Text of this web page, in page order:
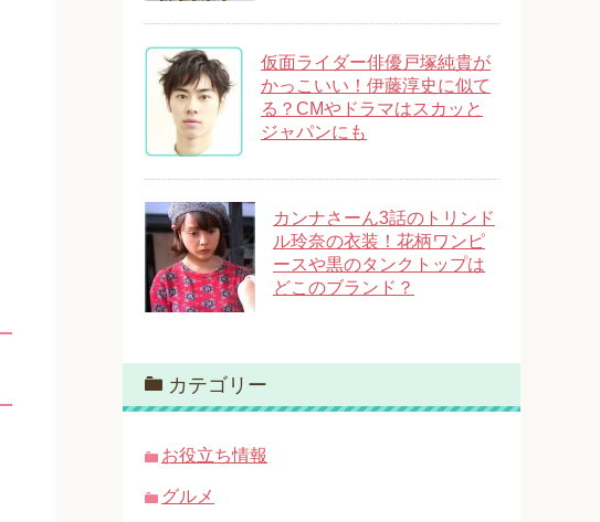
仮面ライダー俳優戸塚純貴が
かっこいい！伊藤淳史に似て
る？CMやドラマはスカッと
ジャパンにも
カンナさーん3話のトリンド
ル玲奈の衣装！花柄ワンピ
ースや黒のタンクトップは
どこのブランド？
カテゴリー
お役立ち情報
グルメ